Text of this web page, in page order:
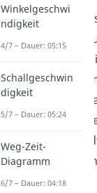
Wenn du
Fahrt
von
planst, wirst du
Autobahnen
fortbewegen als
oder in
Dörfern und
über die Reise
wieder
Winkelgeschwi
ndigkeit
4/7 – Dauer: 05:15
Schallgeschwin
digkeit
5/7 – Dauer: 05:24
Weg-Zeit-
Diagramm
6/7 – Dauer: 04:18